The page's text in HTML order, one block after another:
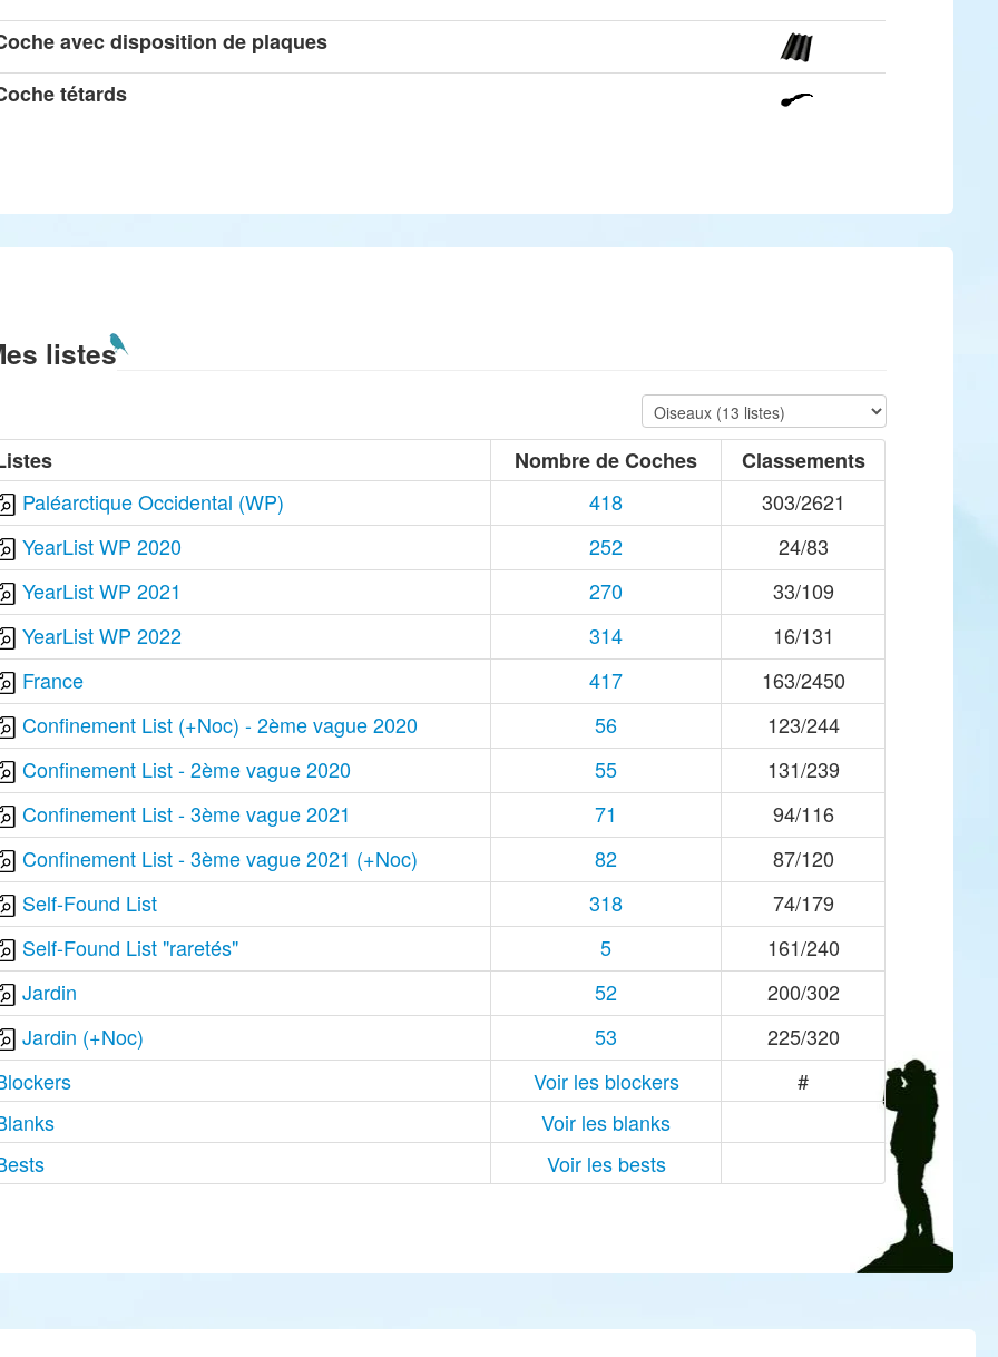
avec disposition de plaques
tétards
listes
Nombre de Coches
Classements
Paléarctique Occidental (WP)
418
303/2621
YearList WP 2020
252
24/83
YearList WP 2021
270
33/109
YearList WP 2022
314
16/131
France
417
163/2450
Confinement List (+Noc) - 2ème vague 2020
56
123/244
Confinement List - 2ème vague 2020
55
131/239
Confinement List - 3ème vague 2021
71
94/116
Confinement List - 3ème vague 2021 (+Noc)
82
87/120
Self-Found List
318
74/179
Self-Found List "raretés"
5
161/240
Jardin
52
200/302
Jardin (+Noc)
53
225/320
Voir les blockers
#
Voir les blanks
Voir les bests